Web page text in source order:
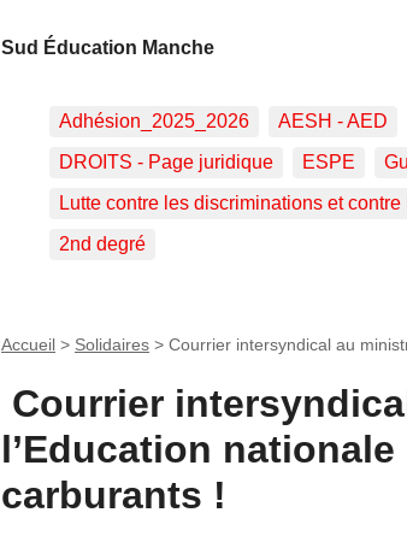
Sud Éducation Manche
Adhésion_2025_2026 AESH - AED
DROITS - Page juridique
ESPE
Lutte contre les discriminations et
2nd degré
Accueil > Solidaires > Courrier intersyndical au
Courrier
l’Education
carburants !